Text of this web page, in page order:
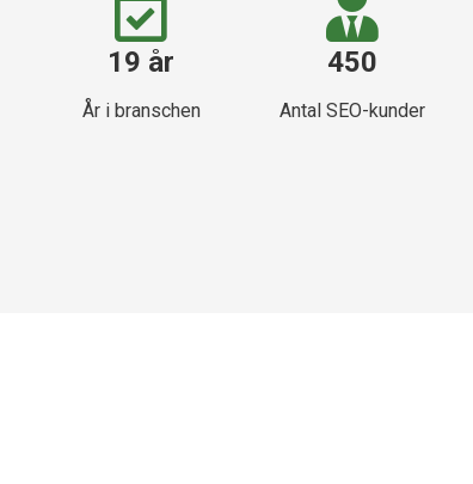
19 år
År i branschen
450
Antal SEO-kunder